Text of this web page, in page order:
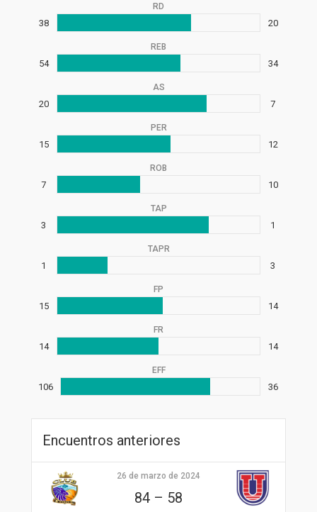
RD
38 20
REB
54 34
AS
20 7
PER
15 12
ROB
7 10
TAP
3 1
TAPR
1 3
FP
15 14
FR
14 14
EFF
106 36
Encuentros anteriores
26 de marzo de 2024
84– 58